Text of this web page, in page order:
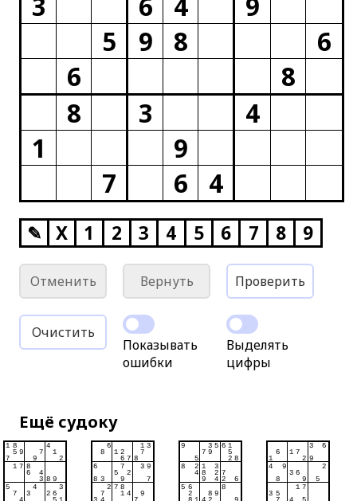
5
9 8
6
6
8
8
3
4
1
9
7
6 4
✎ X 1 2 3 4 5 6 7 8 9
Отменить Вернуть Проверить
Очистить
Показывать
ошибки
Выделять
цифры
Ещё судоку